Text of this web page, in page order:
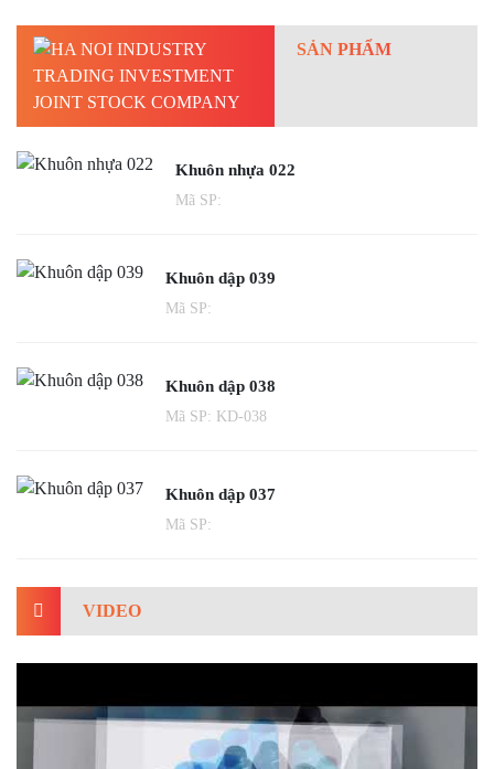
SẢN PHẨM
Khuôn nhựa 022
Mã SP:
Khuôn dập 039
Mã SP:
Khuôn dập 038
Mã SP: KD-038
Khuôn dập 037
Mã SP:
VIDEO